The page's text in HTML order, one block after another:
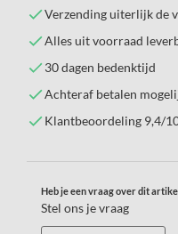
Verzending uiterlijk de
Alles uit voorraad
30 dagen bedenktijd
Achteraf betalen
Klantbeoordeling 9,4/
Heb je een vraag over dit
Stel ons je vraag